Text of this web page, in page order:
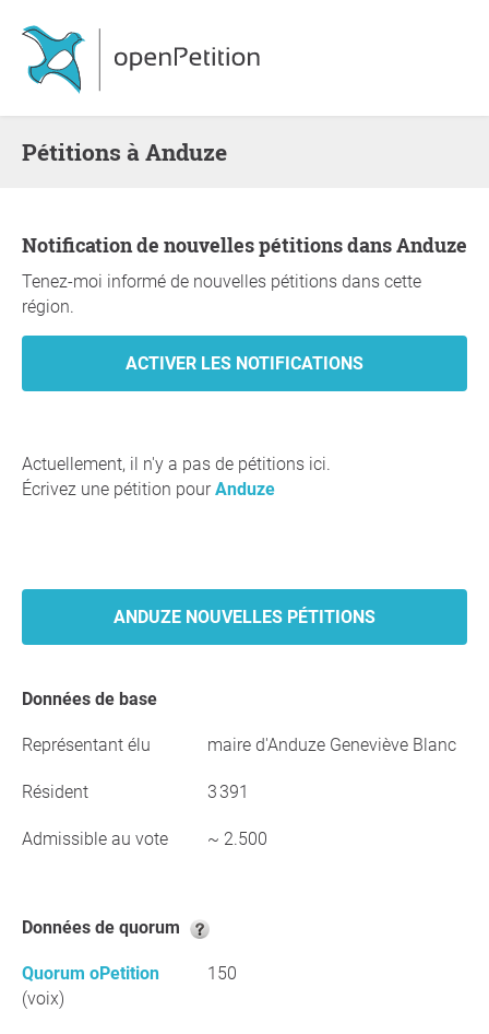
Pétitions à Anduze
Notification de nouvelles pétitions dans Anduze
Tenez-moi informé de nouvelles pétitions dans cette
région.
Actuellement, il n'y a pas de pétitions ici.
Écrivez une pétition pourAnduze
ANDUZE NOUVELLES PÉTITIONS
Données de base
Représentant élu maire d'Anduze Geneviève Blanc
Résident 3 391
Admissible au vote ~ 2.500
Données de quorum
Quorum oPetition
(voix)
150